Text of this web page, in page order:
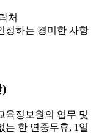
처
정하는 경미한 사항
)
육정보원의 업무 및
는 한 연중무휴, 1일